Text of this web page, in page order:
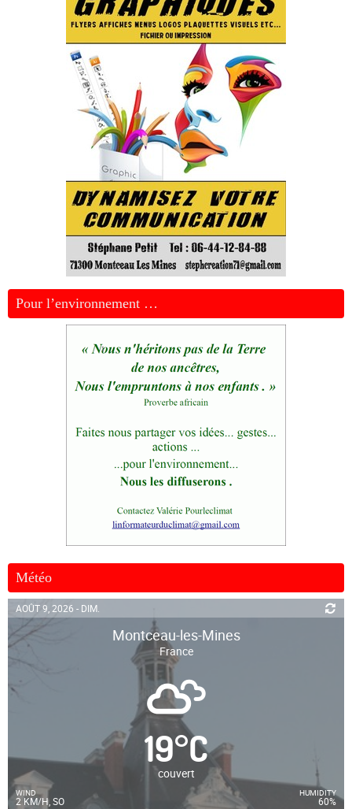
Pour l’environnement …
Météo
AOÛT 9, 2026 - DIM.
Montceau-les-Mines
France
19°C
couvert
WIND
2 KM/H, SO
HUMIDITY
60%